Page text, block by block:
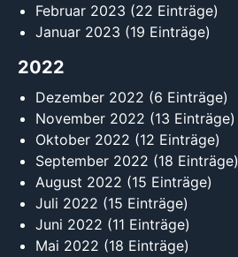
Februar 2023 (22 Einträge)
Januar 2023 (19 Einträge)
2022
Dezember 2022 (6 Einträge)
November 2022 (13 Einträge)
Oktober 2022 (12 Einträge)
September 2022 (18 Einträge)
August 2022 (15 Einträge)
Juli 2022 (15 Einträge)
Juni 2022 (11 Einträge)
Mai 2022 (18 Einträge)